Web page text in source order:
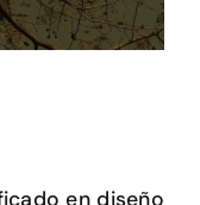
en diseño